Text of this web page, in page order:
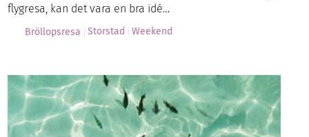
flygresa, kan det vara en bra idé…
Bröllopsresa Storstad Weekend